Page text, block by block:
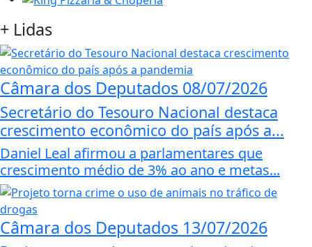
+ Lidas
Câmara dos Deputados 08/07/2026
Secretário do Tesouro Nacional destaca
crescimento econômico do país após a...
Daniel Leal afirmou a parlamentares que
crescimento médio de 3% ao ano e metas...
Câmara dos Deputados 13/07/2026